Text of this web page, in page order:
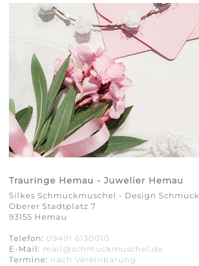
Trauringe Hemau - Juwelier Hemau
Silkes Schmuckmuschel - Design Schmuck
Oberer Stadtplatz 7
93155 Hemau
Telefon: 09491 6130010
E-Mail: mail@schmuckmuschel.de
Termine: nach Vereinbarung​​​​​​​